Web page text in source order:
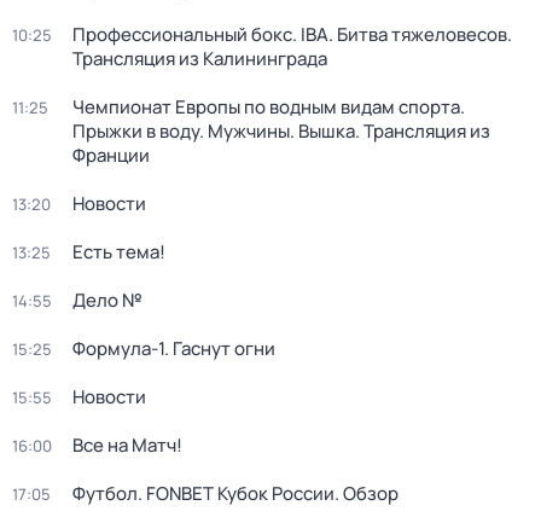
10:25
Профессиональный бокс. IBA. Битва тяжеловесов.
Трансляция из Калининграда
11:25
Чемпионат Европы по водным видам спорта.
Прыжки в воду. Мужчины. Вышка. Трансляция из
Франции
13:20 Новости
13:25 Есть тема!
14:55 Дело №
15:25 Формула-1. Гаснут огни
15:55 Новости
16:00 Все на Матч!
17:05 Футбол. FONBET Кубок России. Обзор